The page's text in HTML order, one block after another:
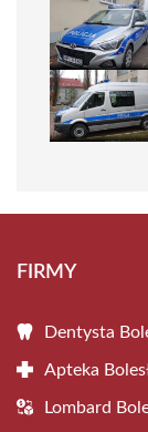
FIRMY
Dentysta
Apteka
Lombard